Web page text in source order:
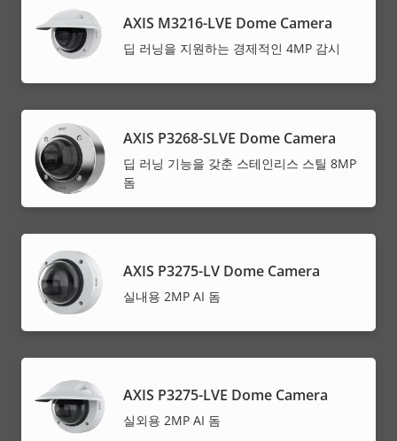
AXIS M3216-LVE Dome Camera
딥 러닝을 지원하는 경제적인 4MP 감시
AXIS P3268-SLVE Dome Camera
딥 러닝 기능을 갖춘 스테인리스 스틸 8MP
돔
AXIS P3275-LV Dome Camera
실내용 2MP AI 돔
AXIS P3275-LVE Dome Camera
실외용 2MP AI 돔